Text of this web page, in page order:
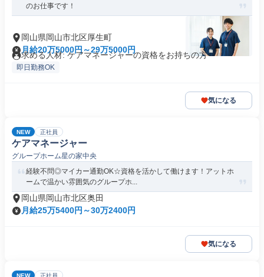
のお仕事です！
岡山県岡山市北区厚生町
月給20万5000円～29万5000円
求める人材: ケアマネージャーの資格をお持ちの方
即日勤務OK
気になる
NEW 正社員
ケアマネージャー
グループホーム星の家中央
経験不問◎マイカー通勤OK☆資格を活かして働けます！アットホ
ームで温かい雰囲気のグループホ...
岡山県岡山市北区奥田
月給25万5400円～30万2400円
気になる
NEW 正社員